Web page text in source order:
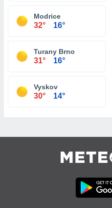
Modrice
32° 16°
Turany Brno
31° 16°
Vyskov
30° 14°